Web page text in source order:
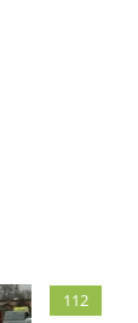
112